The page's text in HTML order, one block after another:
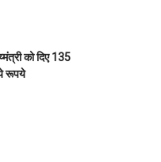
को दिए 135
रूपये